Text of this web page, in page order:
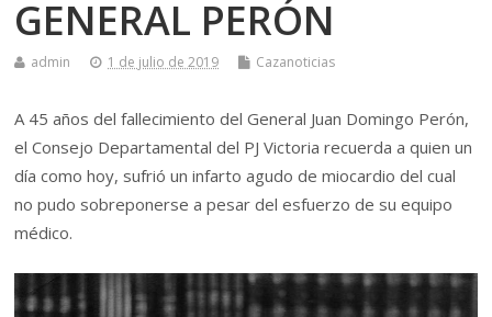
GENERAL PERÓN
admin 1 de julio de 2019 Cazanoticias
A 45 años del fallecimiento del General Juan Domingo Perón,
el Consejo Departamental del PJ Victoria recuerda a quien un
día como hoy, sufrió un infarto agudo de miocardio del cual
no pudo sobreponerse a pesar del esfuerzo de su equipo
médico.